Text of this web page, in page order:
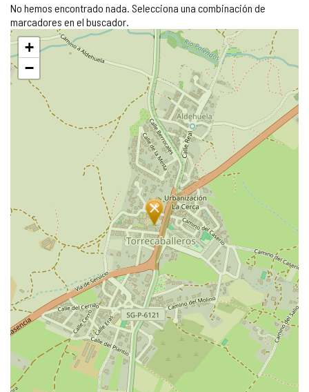
No hemos encontrado nada. Selecciona una combinación de
marcadores en el buscador.
Saltar
mapa
+
−